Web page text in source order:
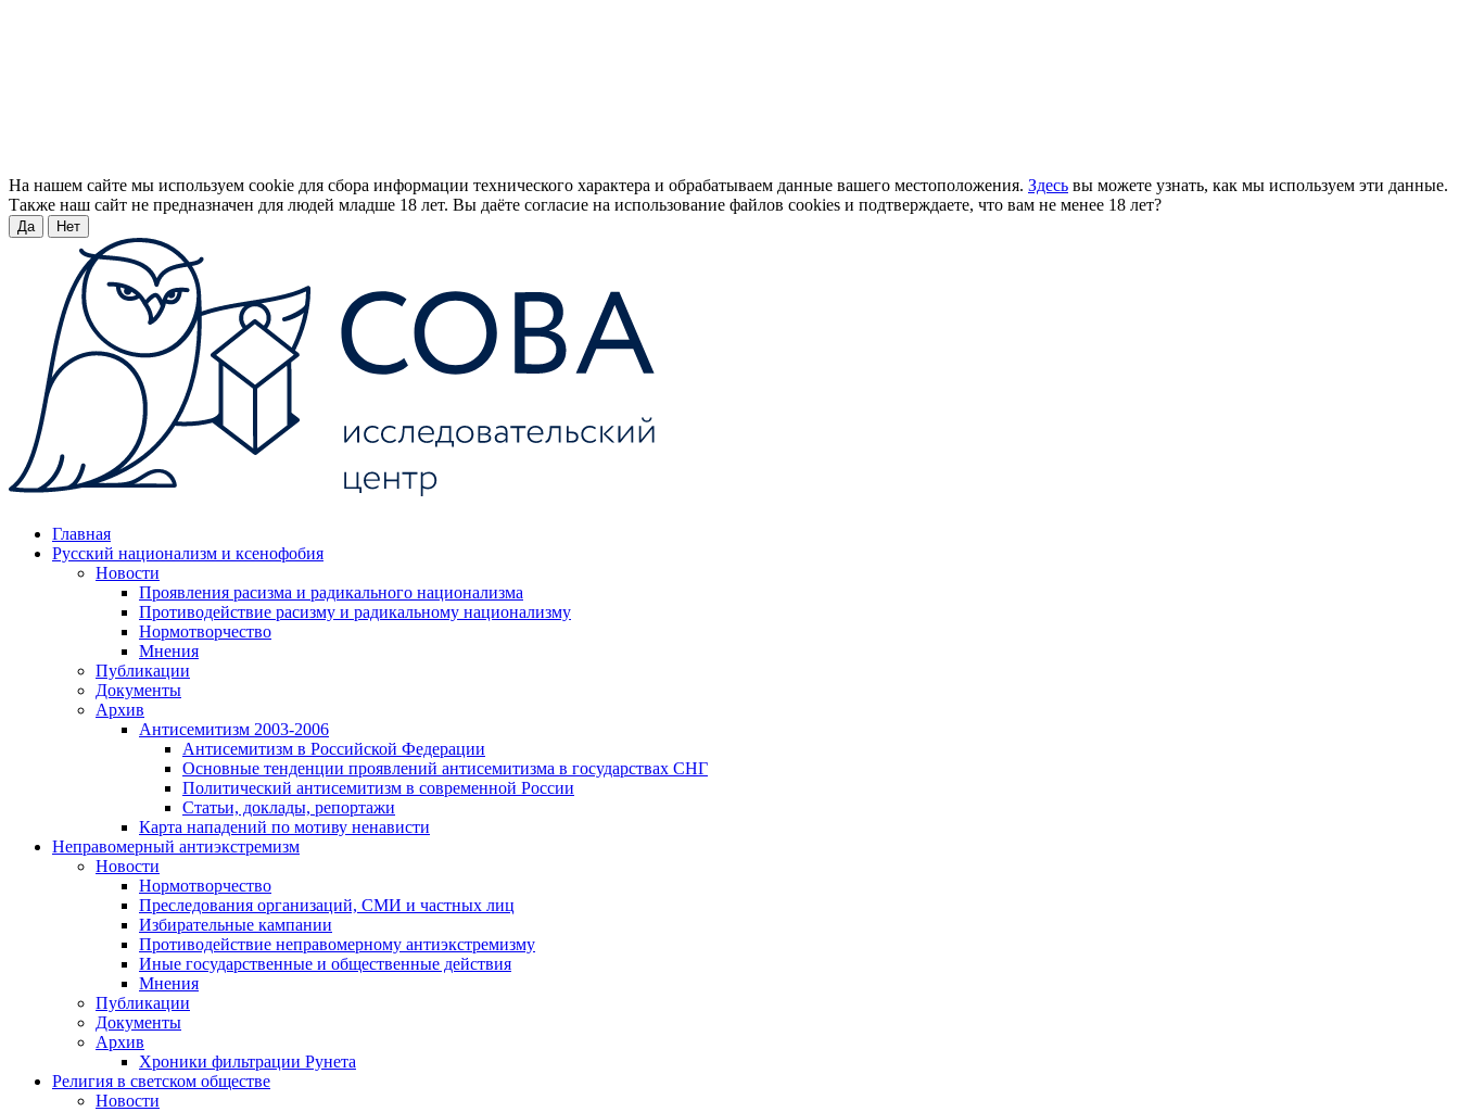
На нашем сайте мы используем cookie для сбора информации технического характера и обрабатываем данные вашего местоположения. Здесь вы можете узнать, как мы используем эти данные.
Также наш сайт не предназначен для людей младше 18 лет. Вы даёте согласие на использование файлов cookies и подтверждаете, что вам не менее 18 лет?
Да Нет
Главная
Русский национализм и ксенофобия
Новости
Проявления расизма и радикального национализма
Противодействие расизму и радикальному национализму
Нормотворчество
Мнения
Публикации
Документы
Архив
Антисемитизм 2003-2006
Антисемитизм в Российской Федерации
Основные тенденции проявлений антисемитизма в государствах СНГ
Политический антисемитизм в современной России
Статьи, доклады, репортажи
Карта нападений по мотиву ненависти
Неправомерный антиэкстремизм
Новости
Нормотворчество
Преследования организаций, СМИ и частных лиц
Избирательные кампании
Противодействие неправомерному антиэкстремизму
Иные государственные и общественные действия
Мнения
Публикации
Документы
Архив
Хроники фильтрации Рунета
Религия в светском обществе
Новости